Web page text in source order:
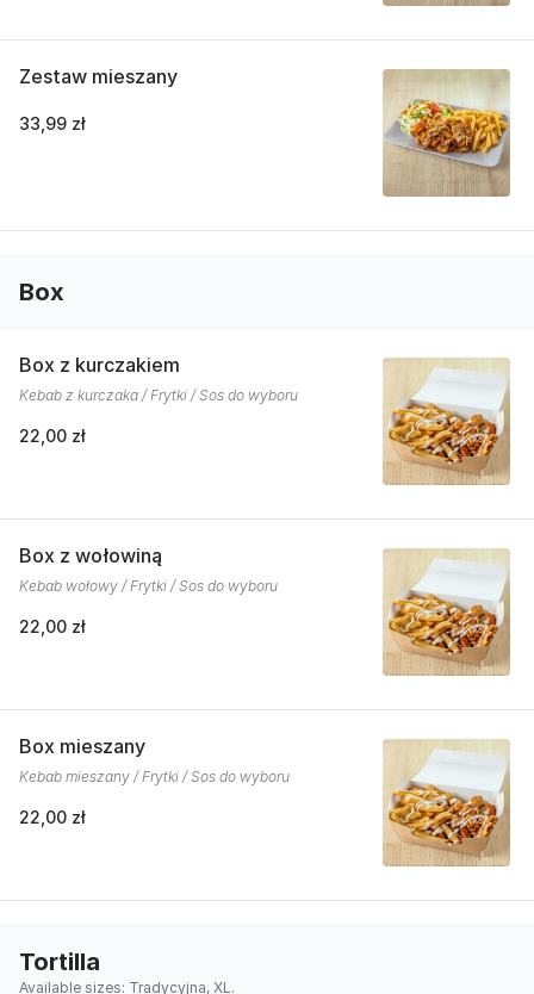
Zestaw mieszany
33,99 zł
Box
Box z kurczakiem
Kebab z kurczaka / Frytki / Sos do wyboru
22,00 zł
Box z wołowiną
Kebab wołowy / Frytki / Sos do wyboru
22,00 zł
Box mieszany
Kebab mieszany / Frytki / Sos do wyboru
22,00 zł
Tortilla
Available sizes: Tradycyjna, XL.